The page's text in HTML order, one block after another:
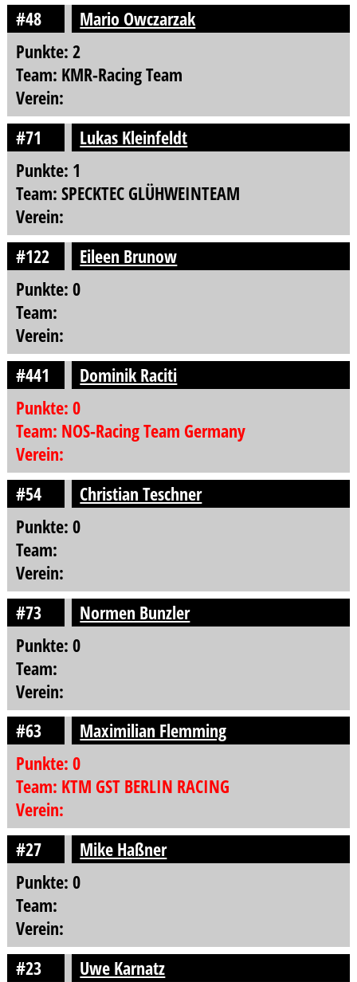
#48
Mario Owczarzak
Punkte: 2
Team: KMR-Racing Team
Verein:
#71
Lukas Kleinfeldt
Punkte: 1
Team: SPECKTEC GLÜHWEINTEAM
Verein:
#122
Eileen Brunow
Punkte: 0
Team:
Verein:
#441
Dominik Raciti
Punkte: 0
Team: NOS-Racing Team Germany
Verein:
#54
Christian Teschner
Punkte: 0
Team:
Verein:
#73
Normen Bunzler
Punkte: 0
Team:
Verein:
#63
Maximilian Flemming
Punkte: 0
Team: KTM GST BERLIN RACING
Verein:
#27
Mike Haßner
Punkte: 0
Team:
Verein:
#23
Uwe Karnatz